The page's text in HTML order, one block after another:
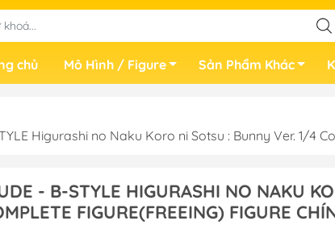
chủ
Mô Hình / Figure Sản Phẩm Khác
Higurashi no Naku Koro ni Sotsu : Bunny Ver. 1/4
- B-STYLE HIGURASHI NO NAKU
FIGURE(FREEING) FIGURE